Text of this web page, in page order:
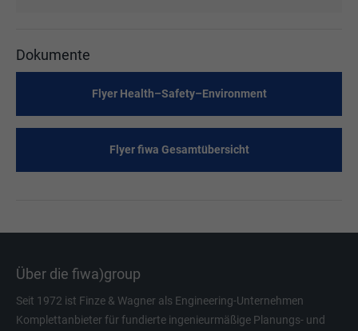
Dokumente
Flyer Health–Safety–Environment
Flyer fiwa Gesamtübersicht
Über die fiwa)group
Seit 1972 ist Finze & Wagner als Engineering-Unternehmen
Komplettanbieter für fundierte ingenieurmäßige Planungs- und